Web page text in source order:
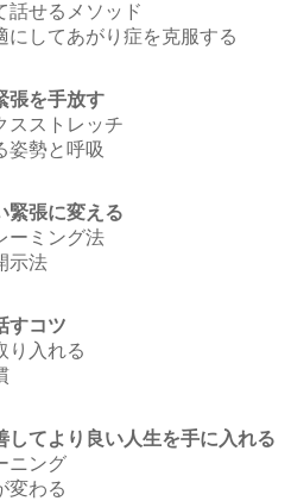
話せるメソッド
にしてあがり症を克服する
張を手放す
スストレッチ
姿勢と呼吸
緊張に変える
ーミング法
示法
すコツ
り入れる
してより良い人生を手に入れる
ニング
変わる